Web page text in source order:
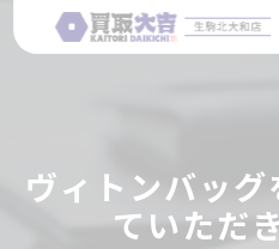
ヴィトンバッ
ていただ